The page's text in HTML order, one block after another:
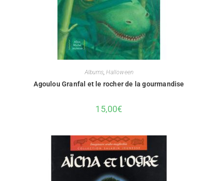
Albums,Halloween
Agoulou Granfal et le rocher de la gourmandise
15,00€